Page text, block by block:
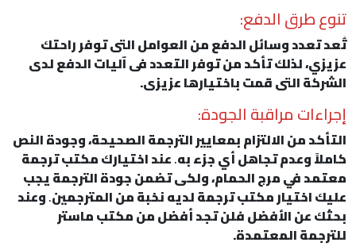
تنوع طرق الدفع:
تُعد تعدد وسائل الدفع من العوامل التى توفر راحتك
عزيزي، لذلك تأكد من توفر التعدد فى آليات الدفع لدى
الشركة التى قمت باختيارها عزيزى.
إجراءات مراقبة الجودة:
التأكد من الالتزام بمعايير الترجمة الصحيحة، وجودة النص
كاملاً وعدم تجاهل أي جزء به.عند اختيارك مكتب ترجمة
معتمد في مرج الحمام، ولكى تضمن جودة الترجمة يجب
عليك اختيار مكتب ترجمة لديه نخبة من المترجمين.وعند
بحثك عن الأفضل فلن تجد أفضل من مكتب ماستر
للترجمة المعتمدة.